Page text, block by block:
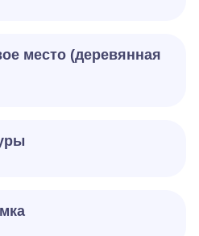
место (деревянная